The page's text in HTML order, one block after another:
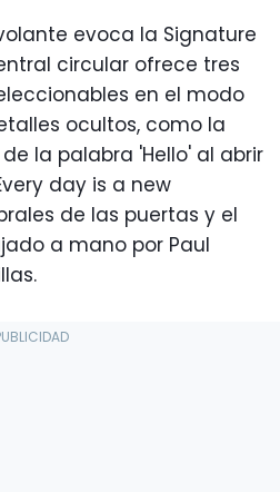
evoca la Signature
circular ofrece tres
en el modo
ocultos, como la
la palabra 'Hello' al abrir
day is a new
de las puertas y el
a mano por Paul